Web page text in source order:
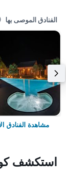
الفنادق الموصى بها
مشاهدة الفنادق
استكشف كو